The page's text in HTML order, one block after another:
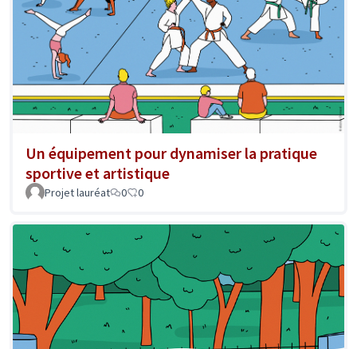
Un équipement pour dynamiser la pratique
sportive et artistique
Projet lauréat 0 0